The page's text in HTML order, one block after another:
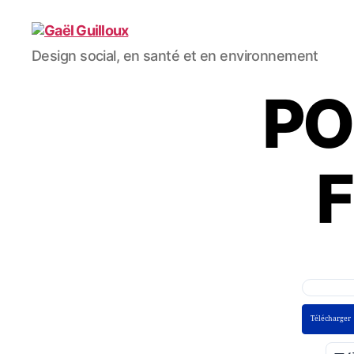
Gaël
Guilloux
Design social, en santé et en environnement
Télécharger